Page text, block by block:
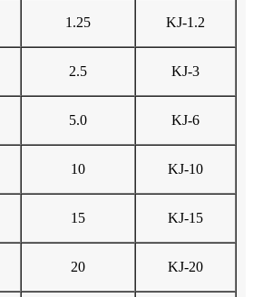
1.25 KJ-1.2
2.5 KJ-3
5.0 KJ-6
10 KJ-10
15 KJ-15
20 KJ-20